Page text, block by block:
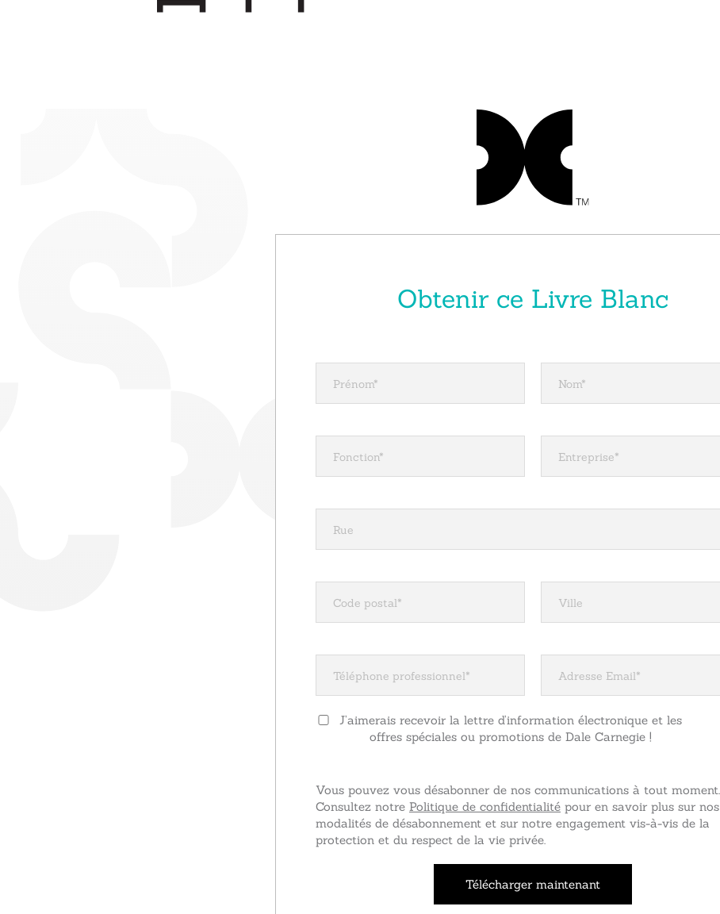
Obtenir ce Livre Blanc
J’aimerais recevoir la lettre d’information électronique et les
offres spéciales ou promotions de Dale Carnegie !
Vous pouvez vous désabonner de nos communications à tout moment.
Consultez notre Politique de confidentialité pour en savoir plus sur nos
modalités de désabonnement et sur notre engagement vis-à-vis de la
protection et du respect de la vie privée.